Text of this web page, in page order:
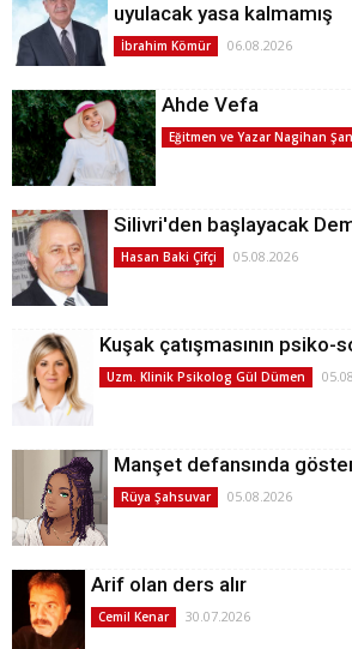
uyulacak yasa kalmamış
İbrahim Kömür 06.08.2026
Ahde Vefa
Eğitmen ve Yazar Nagihan
Silivri'den başlayacak
Hasan Baki Çifçi 05.08.2026
Kuşak çatışmasının
Uzm. Klinik Psikolog Gül Dümen
Manşet defansında
Rüya Şahsuvar 05.08.2026
Arif olan ders alır
Cemil Kenar 30.07.2026